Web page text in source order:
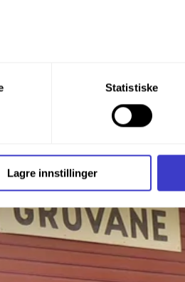
formålene. Du kan også
trykke «Lagre innstillingene».
og annen teknologi, og
(Cookies)
Statistiske
Lagre innstillinger